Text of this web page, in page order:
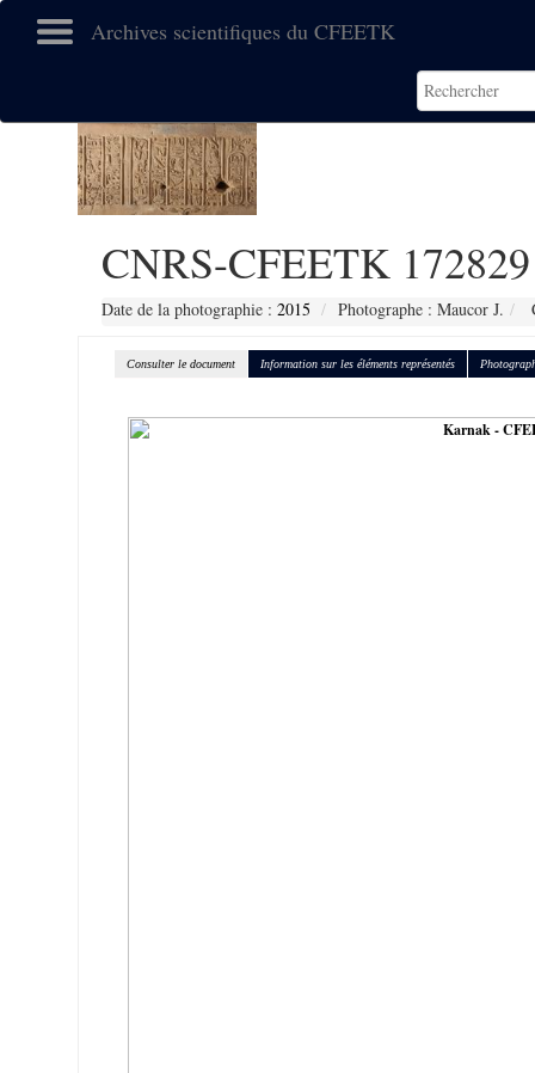
Archives scientifiques du CFEETK
CNRS-CFEETK 172829
Date de la photographie : 2015 Photographe : Maucor J.
Consulter le document Information sur les éléments représentés